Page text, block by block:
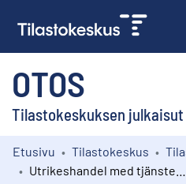
OTOS
Tilastokeskuksen
Kokoelmat
Etusivu Tilastokeskus